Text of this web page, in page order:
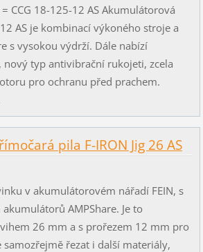
CCG 18-125-12 AS Akumulátorová
AS je kombinací výkoného stroje a
s vysokou výdrží. Dále nabízí
nový typ antivibrační rukojeti, zcela
pro ochranu před prachem.
pila F-IRON Jig 26 AS
v akumulátorovém nářadí FEIN, s
AMPShare. Je to
26 mm a s prořezem 12 mm pro
samozřejmě řezat i další materiály,